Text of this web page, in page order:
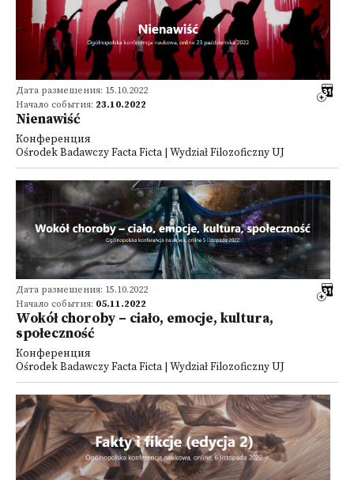
Дата размещения: 15.10.2022
Начало события: 23.10.2022
Nienawiść
Конференция
Ośrodek Badawczy Facta Ficta | Wydział Filozoficzny UJ
Дата размещения: 15.10.2022
Начало события: 05.11.2022
Wokół choroby – ciało, emocje, kultura,
społeczność
Конференция
Ośrodek Badawczy Facta Ficta | Wydział Filozoficzny UJ